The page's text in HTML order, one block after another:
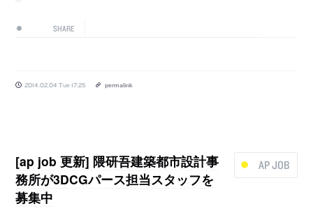
SHARE
2014.02.04 Tue 17:25 permalink
AP JOB
[ap job 更新] 隈研吾建築都市設計事
務所が3DCGパース担当スタッフを
募集中